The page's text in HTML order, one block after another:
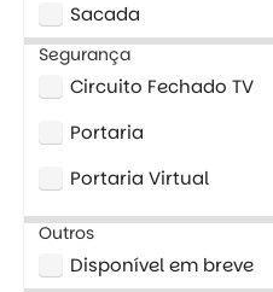
Sacada
Segurança
Circuito Fechado TV
Portaria
Portaria Virtual
Outros
Disponível em breve